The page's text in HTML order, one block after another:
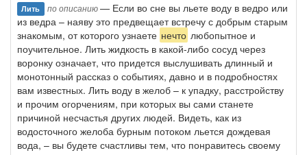
Лить по описанию— Если во сне вы льете воду в ведро или
из ведра – наяву это предвещает встречу с добрым старым
знакомым, от которого узнаете нечто любопытное и
поучительное. Лить жидкость в какой-либо сосуд через
воронку означает, что придется выслушивать длинный и
монотонный рассказ о событиях, давно и в подробностях
вам известных. Лить воду в желоб – к упадку, расстройству
и прочим огорчениям, при которых вы сами станете
причиной несчастья других людей. Видеть, как из
водосточного желоба бурным потоком льется дождевая
вода, – вы будете счастливы тем, что понравитесь своему